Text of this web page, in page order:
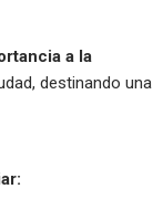
a la
destinando una